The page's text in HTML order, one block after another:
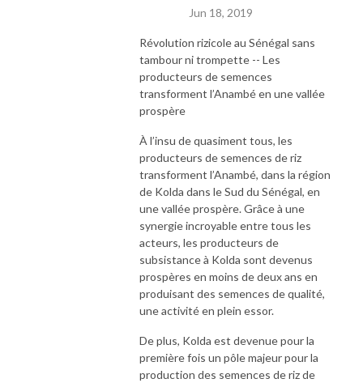
Jun 18, 2019
Révolution rizicole au Sénégal sans
tambour ni trompette -- Les
producteurs de semences
transforment l’Anambé en une vallée
prospère
À l’insu de quasiment tous, les
producteurs de semences de riz
transforment l’Anambé, dans la région
de Kolda dans le Sud du Sénégal, en
une vallée prospère. Grâce à une
synergie incroyable entre tous les
acteurs, les producteurs de
subsistance à Kolda sont devenus
prospères en moins de deux ans en
produisant des semences de qualité,
une activité en plein essor.
De plus, Kolda est devenue pour la
première fois un pôle majeur pour la
production des semences de riz de